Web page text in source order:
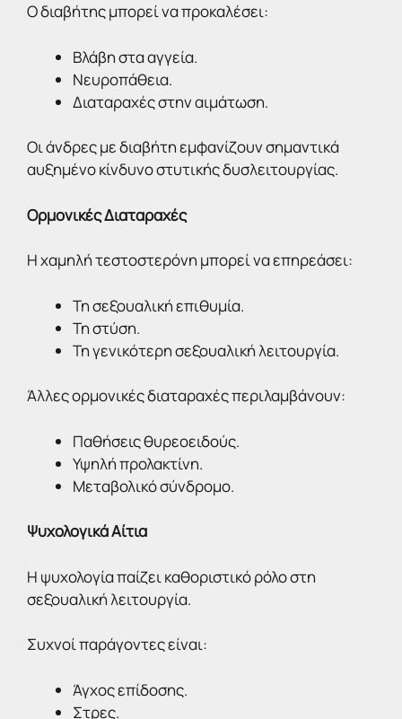
Ο διαβήτης μπορεί να προκαλέσει:
Βλάβη στα αγγεία.
Νευροπάθεια.
Διαταραχές στην αιμάτωση.
Οι άνδρες με διαβήτη εμφανίζουν σημαντικά
αυξημένο κίνδυνο στυτικής δυσλειτουργίας.
Ορμονικές Διαταραχές
Η χαμηλή τεστοστερόνη μπορεί να επηρεάσει:
Τη σεξουαλική επιθυμία.
Τη στύση.
Τη γενικότερη σεξουαλική λειτουργία.
Άλλες ορμονικές διαταραχές περιλαμβάνουν:
Παθήσεις θυρεοειδούς.
Υψηλή προλακτίνη.
Μεταβολικό σύνδρομο.
Ψυχολογικά Αίτια
Η ψυχολογία παίζει καθοριστικό ρόλο στη
σεξουαλική λειτουργία.
Συχνοί παράγοντες είναι:
Άγχος επίδοσης.
Στρες.